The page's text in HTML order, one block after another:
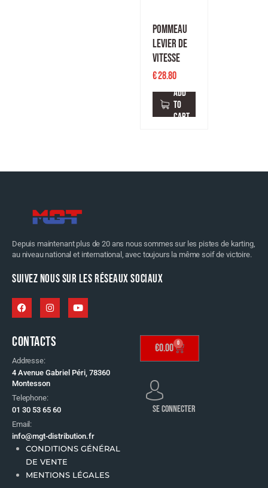
POMMEAU
LEVIER DE
VITESSE
€28.80
ADD
TO
CART
Depuis maintenant plus de 20 ans nous sommes sur les pistes de karting,
au niveau national et international, avec toujours la même soif de victoire.
SUIVEZ NOUS SUR LES RÉSEAUX SOCIAUX
CONTACTS
Addresse:
4 Avenue Gabriel Péri, 78360
Montesson
Telephone:
01 30 53 65 60
Email:
info@mgt-distribution.fr
CONDITIONS GÉNÉRAL
DE VENTE
MENTIONS LÉGALES
€0.00 0
SE CONNECTER